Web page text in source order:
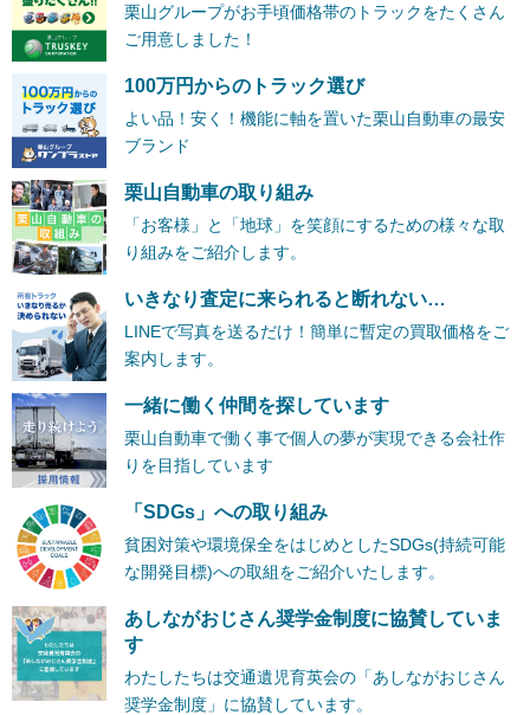
栗山グループがお手頃価格帯のトラックをたくさん
ご用意しました！
100万円からのトラック選び
よい品！安く！機能に軸を置いた栗山自動車の最安
ブランド
栗山自動車の取り組み
「お客様」と「地球」を笑顔にするための様々な取
り組みをご紹介します。
いきなり査定に来られると断れない…
LINEで写真を送るだけ！簡単に暫定の買取価格をご
案内します。
一緒に働く仲間を探しています
栗山自動車で働く事で個人の夢が実現できる会社作
りを目指しています
「SDGs」への取り組み
貧困対策や環境保全をはじめとしたSDGs(持続可能
な開発目標)への取組をご紹介いたします。
あしながおじさん奨学金制度に協賛していま
す
わたしたちは交通遺児育英会の「あしながおじさん
奨学金制度」に協賛しています。